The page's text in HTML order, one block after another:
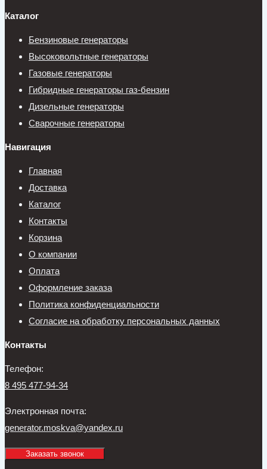
Каталог
Бензиновые генераторы
Высоковольтные генераторы
Газовые генераторы
Гибридные генераторы газ-бензин
Дизельные генераторы
Сварочные генераторы
Навигация
Главная
Доставка
Каталог
Контакты
Корзина
О компании
Оплата
Оформление заказа
Политика конфиденциальности
Согласие на обработку персональных данных
Контакты
Телефон:
8 495 477-94-34
Электронная почта:
generator.moskva@yandex.ru
Заказать звонок